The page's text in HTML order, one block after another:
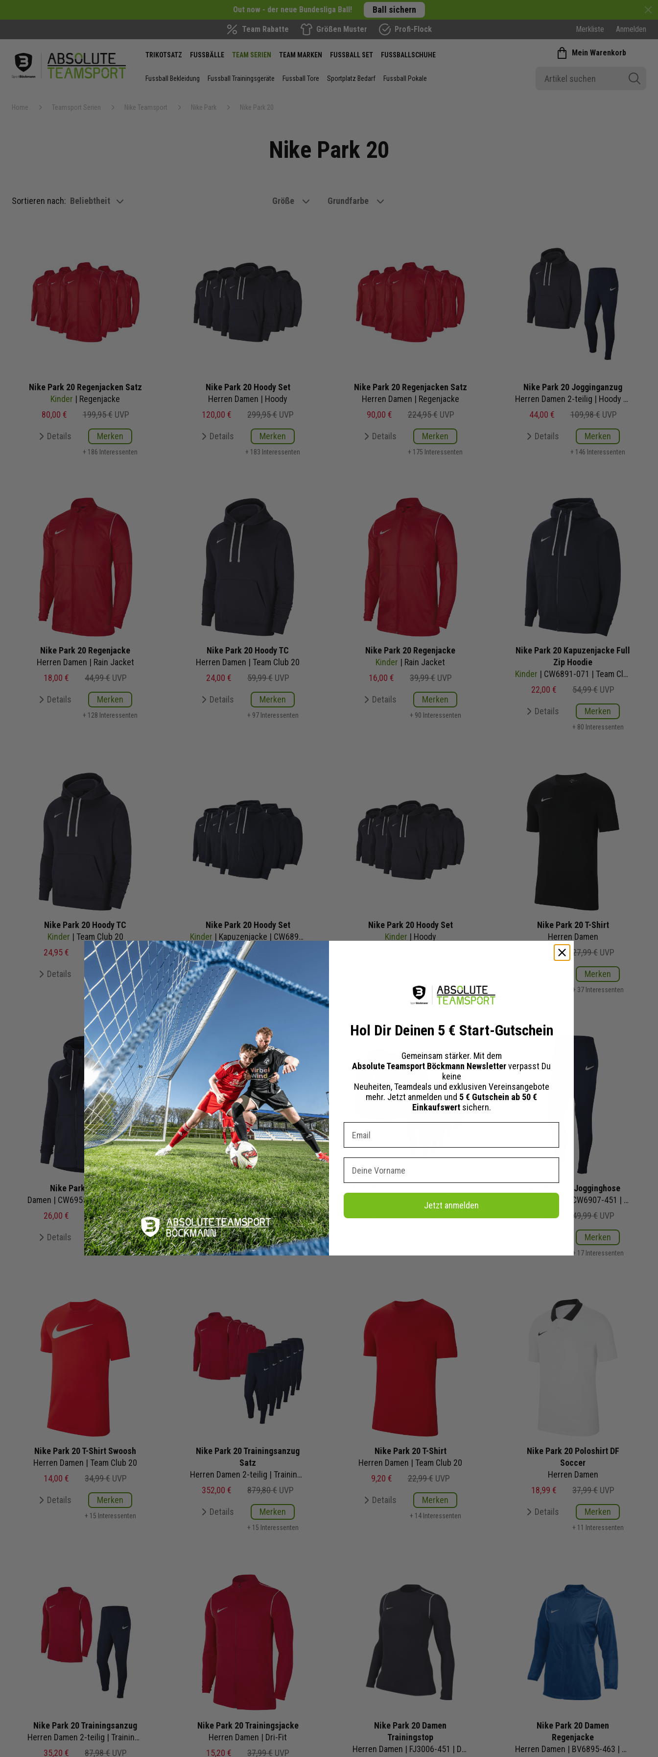
Out now - der neue Bundesliga Ball! Ball sichern
Team Rabatte Größen Muster Profi-Flock Merkliste Anmelden
TRIKOTSATZ FUSSBÄLLE TEAM SERIEN TEAM MARKEN FUSSBALL SET FUSSBALLSCHUHE
Fussball Bekleidung Fussball Trainingsgeräte Fussball Tore Sportplatz Bedarf Fussball Pokale
Mein Warenkorb
Home Teamsport Serien Nike Teamsport Nike Park Nike Park 20
Nike Park 20
Sortieren nach: show filteroptions
Beliebtheit Größe Grundfarbe
Nike Park 20 Regenjacken Satz
Kinder | Regenjacke
80,00 €
199,95 € UVP
Details Merken
+ 186 Interessenten
Nike Park 20 Hoody Set
Herren Damen | Hoody
120,00 €
299,95 € UVP
Details Merken
+ 183 Interessenten
Nike Park 20 Regenjacken Satz
Herren Damen | Regenjacke
90,00 €
224,95 € UVP
Details Merken
+ 175 Interessenten
Nike Park 20 Jogginganzug
Herren Damen 2-teilig | Hoody Jogginghose
44,00 €
109,98 € UVP
Details Merken
+ 146 Interessenten
Nike Park 20 Regenjacke
Herren Damen | Rain Jacket
18,00 €
44,99 € UVP
Details Merken
+ 128 Interessenten
Nike Park 20 Hoody TC
Herren Damen | Team Club 20
24,00 €
59,99 € UVP
Details Merken
+ 97 Interessenten
Nike Park 20 Regenjacke
Kinder | Rain Jacket
16,00 €
39,99 € UVP
Details Merken
+ 90 Interessenten
Nike Park 20 Kapuzenjacke Full
Zip Hoodie
Kinder | CW6891-071 | Team Club 20
22,00 €
54,99 € UVP
Details Merken
+ 80 Interessenten
Nike Park 20 Hoody TC
Kinder | Team Club 20
24,95 €
49,99 € UVP
Details Merken
+ 71 Interessenten
Nike Park 20 Hoody Set
Kinder | Kapuzenjacke | CW6891-071
110,00 €
274,95 €
Details Merken
+ 47 Interessenten
Nike Park 20 Hoody Set
Kinder | Hoody
+ 39 Interessenten
Nike Park 20 T-Shirt
Herren Damen
27,99 € UVP
Merken
+ 37 Interessenten
Nike Park 20 Hoody
Damen | CW6955-451 | Zip-Hoody Team Club 20
26,00 €
64,99 €UVP
Details Merken
+ 23 Interessenten
Nike Park 20 Sweatanzug
Herren Damen 2-teilig | Hoody Jogginghose | Jogginganzug
44,00 €
109,98 €UVP
Details Merken
+ 21 Interessenten
Herren Damen 2-teilig | Hoody Jogginghose | Jogginganzug Satz
Nike Park 20 Jogginghose
Herren Damen | CW6907-451 | Sweat Pant Team Club 20
20,00 €
49,99 € UVP
Merken
+ 17 Interessenten
Nike Park 20 T-Shirt Swoosh
Herren Damen | Team Club 20
14,00 €
34,99 € UVP
Details Merken
+ 15 Interessenten
Nike Park 20 Trainingsanzug
Satz
Herren Damen 2-teilig | Trainingsjacke Jogginghose
352,00 €
879,80 € UVP
Details Merken
+ 15 Interessenten
Nike Park 20 T-Shirt
Herren Damen | Team Club 20
9,20 €
22,99 € UVP
Details Merken
+ 14 Interessenten
Nike Park 20 Poloshirt DF
Soccer
Herren Damen
18,99 €
37,99 € UVP
Details Merken
+ 11 Interessenten
Nike Park 20 Trainingsanzug
Herren Damen 2-teilig | Trainingsjacke Jogginghose
35,20 €
87,98 € UVP
Nike Park 20 Trainingsjacke
Herren Damen | Dri-Fit
15,20 €
37,99 € UVP
Nike Park 20 Damen
Trainingstop
Herren Damen | FJ3006-451 | Dri-FIt
Nike Park 20 Damen
Regenjacke
Herren Damen | BV6895-463 | Dri-Fit
Hol Dir Deinen 5 € Start-Gutschein
Gemeinsam stärker. Mit dem
Absolute Teamsport Böckmann Newsletterverpasst Du
keine
Neuheiten, Teamdeals und exklusiven Vereinsangebote
mehr. Jetzt anmelden und 5 € Gutschein ab 50 €
Einkaufswertsichern.
Jetzt anmelden